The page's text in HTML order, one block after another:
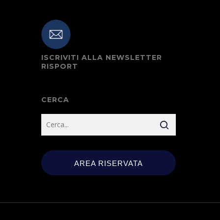
ISCRIVITI ALLA NEWSLETTER
RISPORT
CERCA
AREA RISERVATA